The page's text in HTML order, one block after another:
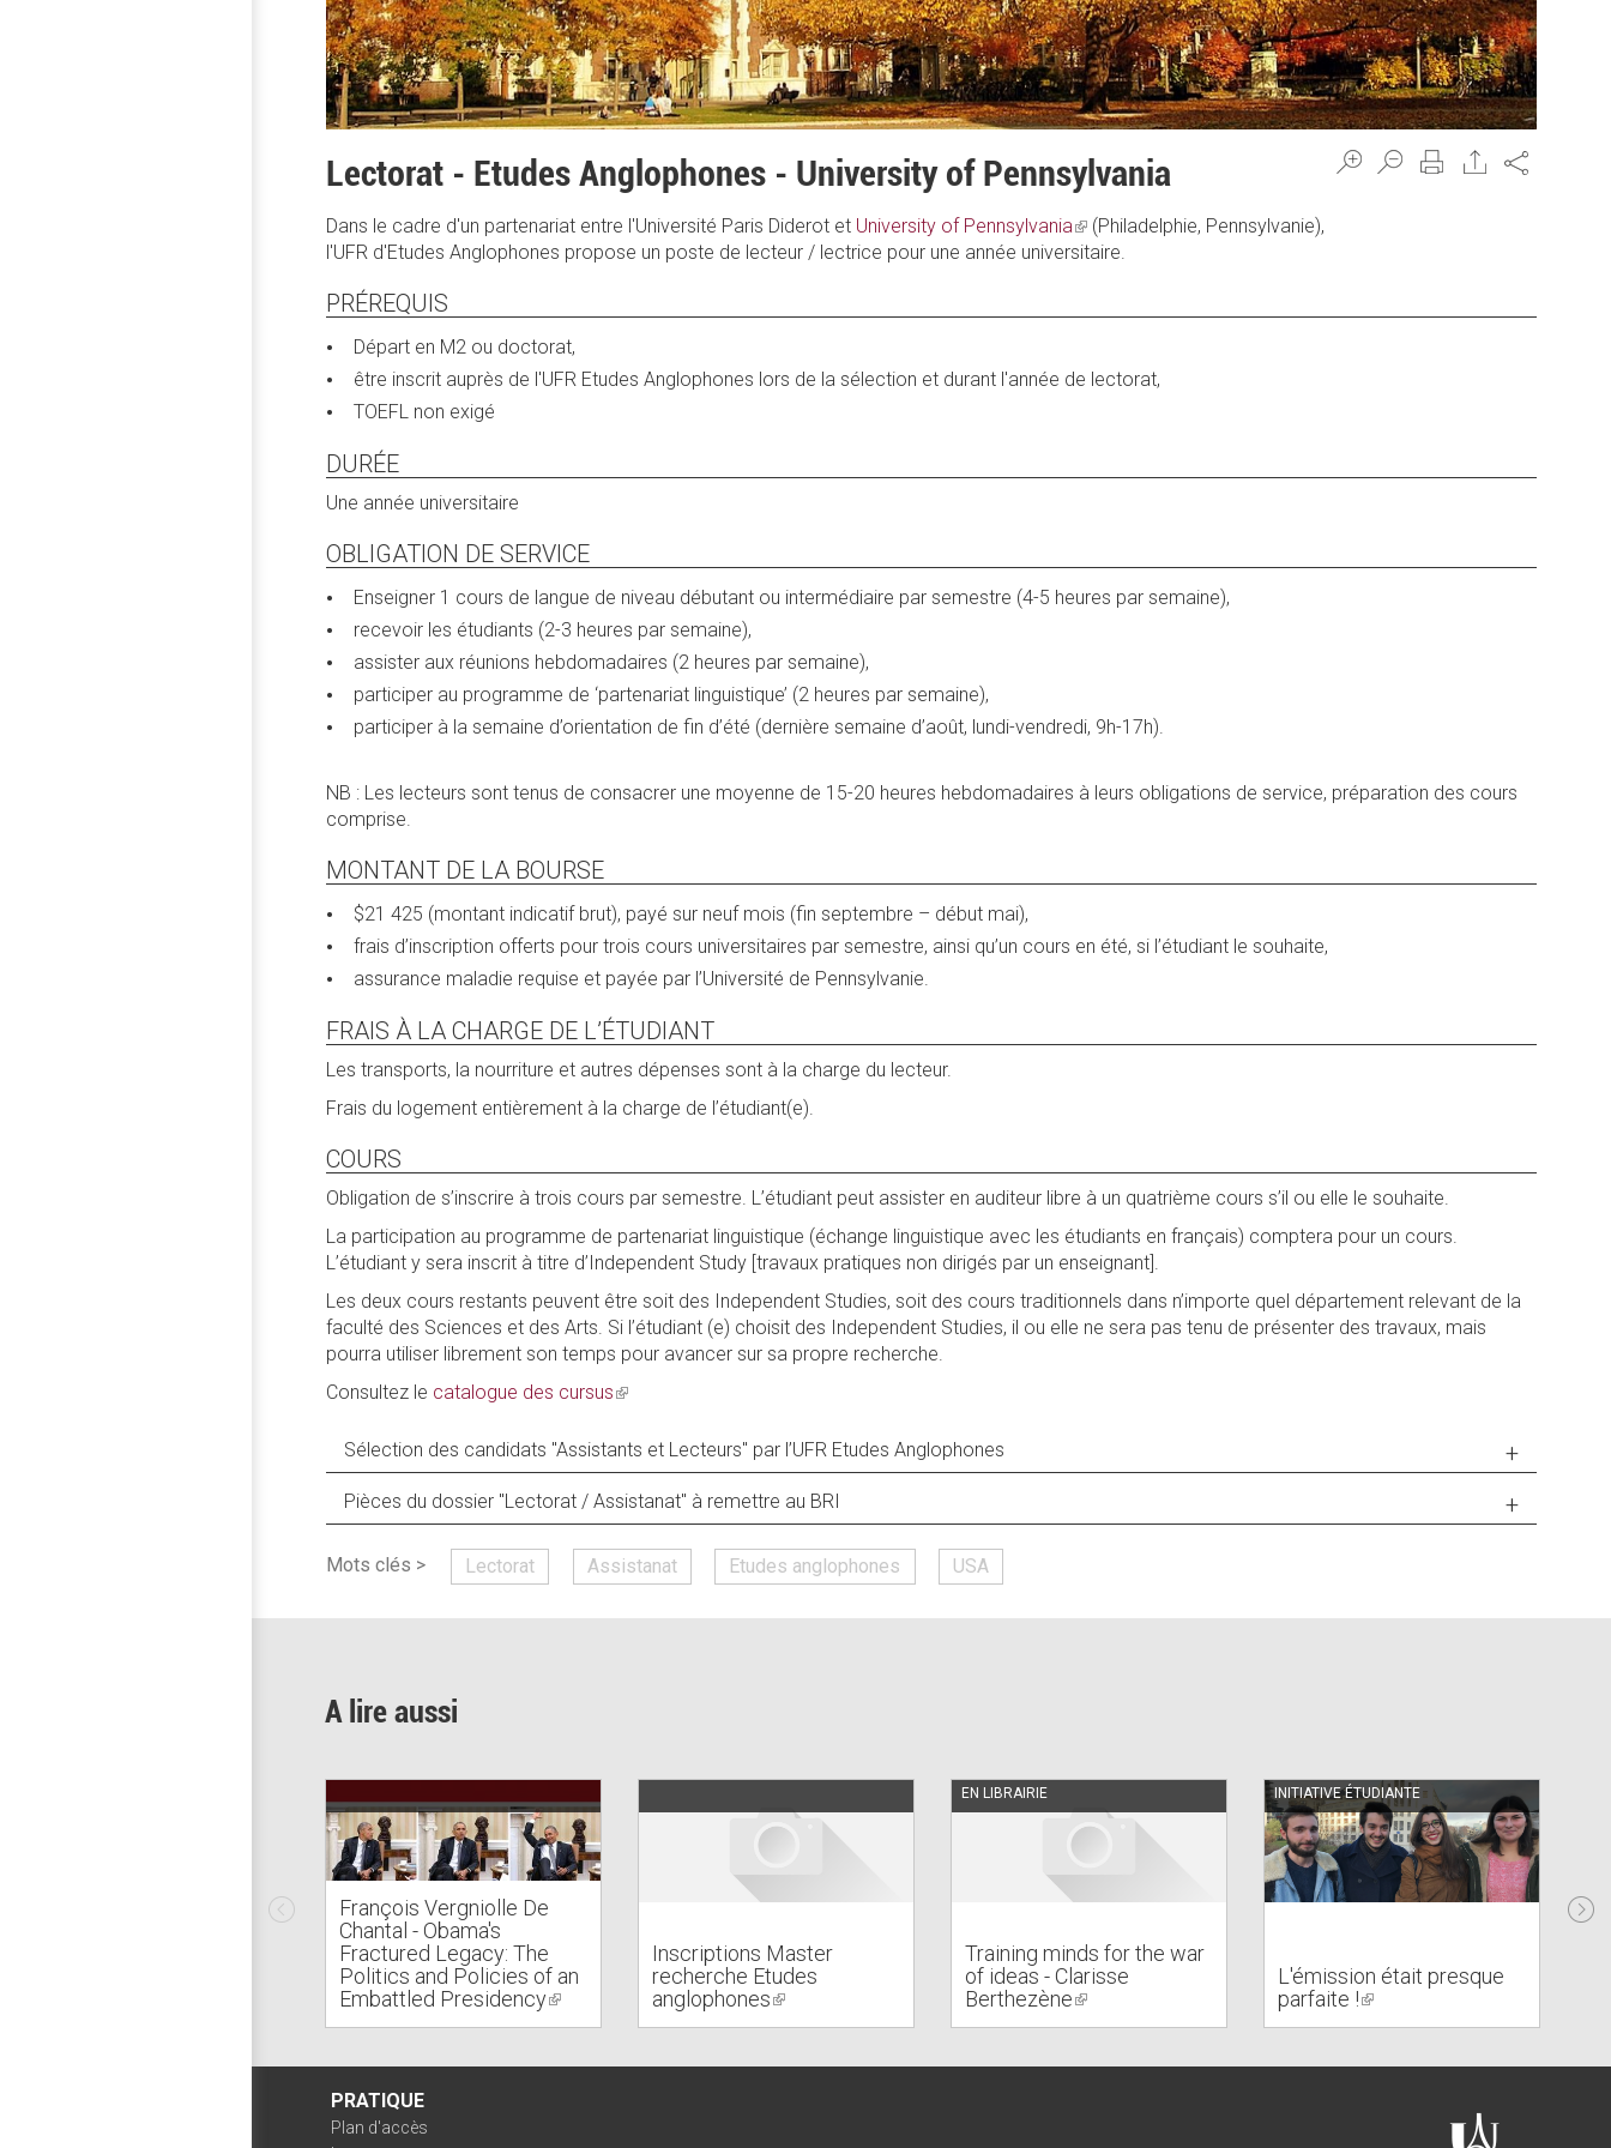
Share
Lectorat - Etudes Anglophones - University of Pennsylvania
Dans le cadre d'un partenariat entre l'Université Paris Diderot et University of Pennsylvania(link
is
(Philadelphie, Pennsylvanie),
l'UFR d'Etudes Anglophones propose un poste de lecteur / lectrice pour une année universitaire.
PRÉREQUIS
Départ en M2 ou doctorat,
être inscrit auprès de l'UFR Etudes Anglophones lors de la sélection et durant l'année de lectorat,
TOEFL non exigé
DURÉE
Une année universitaire
OBLIGATION DE SERVICE
Enseigner 1 cours de langue de niveau débutant ou intermédiaire par semestre (4-5 heures par semaine),
recevoir les étudiants (2-3 heures par semaine),
assister aux réunions hebdomadaires (2 heures par semaine),
participer au programme de ‘partenariat linguistique’ (2 heures par semaine),
participer à la semaine d’orientation de fin d’été (dernière semaine d’août, lundi-vendredi, 9h-17h).
NB : Les lecteurs sont tenus de consacrer une moyenne de 15-20 heures hebdomadaires à leurs obligations de service, préparation des cours
comprise.
MONTANT DE LA BOURSE
$21 425 (montant indicatif brut), payé sur neuf mois (fin septembre – début mai),
frais d’inscription offerts pour trois cours universitaires par semestre, ainsi qu’un cours en été, si l’étudiant le souhaite,
assurance maladie requise et payée par l’Université de Pennsylvanie.
FRAIS À LA CHARGE DE L’ÉTUDIANT
Les transports, la nourriture et autres dépenses sont à la charge du lecteur.
Frais du logement entièrement à la charge de l’étudiant(e).
COURS
Obligation de s’inscrire à trois cours par semestre. L’étudiant peut assister en auditeur libre à un quatrième cours s’il ou elle le souhaite.
La participation au programme de partenariat linguistique (échange linguistique avec les étudiants en français) comptera pour un cours.
L’étudiant y sera inscrit à titre d’Independent Study [travaux pratiques non dirigés par un enseignant].
Les deux cours restants peuvent être soit des Independent Studies, soit des cours traditionnels dans n’importe quel département relevant de la
faculté des Sciences et des Arts. Si l’étudiant (e) choisit des Independent Studies, il ou elle ne sera pas tenu de présenter des travaux, mais
pourra utiliser librement son temps pour avancer sur sa propre recherche.
Consultez le catalogue des cursus(link
external)
Sélection des candidats "Assistants et Lecteurs" par l’UFR Etudes Anglophones
Pièces du dossier "Lectorat / Assistanat" à remettre au BRI
Mots clés > Lectorat Assistanat Etudes anglophones USA
A lire aussi
François Vergniolle De
Chantal - Obama's
Fractured Legacy: The
Politics and Policies of an
Embattled Presidency(link
is
Inscriptions Master
recherche Etudes
anglophones(link
is
EN LIBRAIRIE
Training minds for the war
of ideas - Clarisse
Berthezène(link
is
INITIATIVE ÉTUDIANTE
L'émission était presque
parfaite !(link
is
PRATIQUE
Plan d'accès